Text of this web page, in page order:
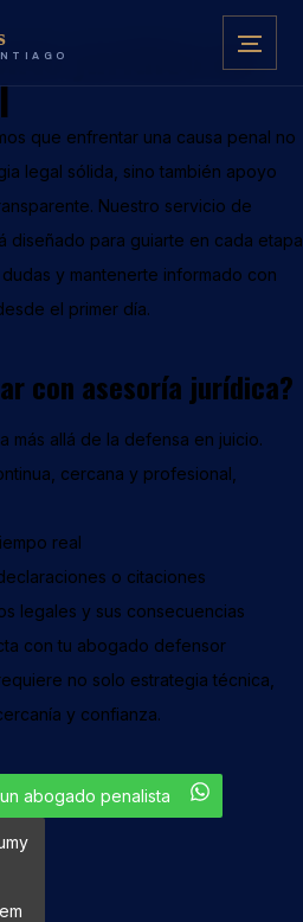
jurídico en
que enfrentar una causa penal no
legal sólida, sino también apoyo
Nuestro servicio de
diseñado para guiarte en cada etapa
y mantenerte informado con
el primer día.
con asesoría jurídica?
más allá de la defensa en juicio.
cercana y profesional
real
o citaciones
legales y sus consecuencias
con tu abogado defensor
no solo estrategia técnica,
y confianza.
abogado penalista